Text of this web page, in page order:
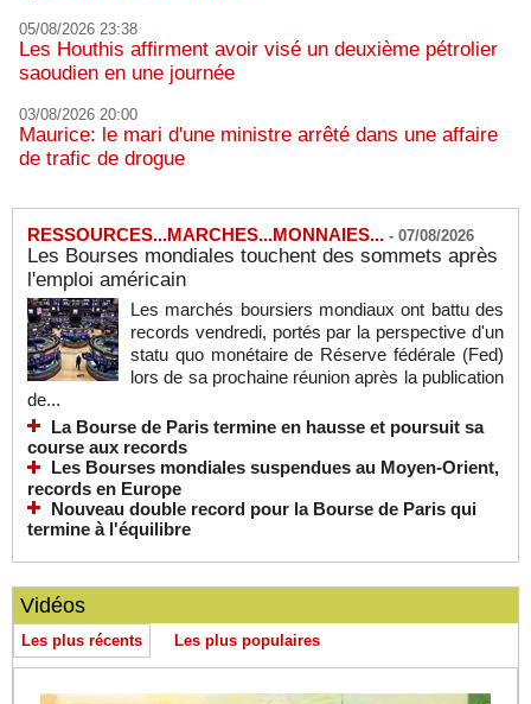
05/08/2026 23:38
Les Houthis affirment avoir visé un deuxième pétrolier
saoudien en une journée
03/08/2026 20:00
Maurice: le mari d'une ministre arrêté dans une affaire
de trafic de drogue
RESSOURCES...MARCHES...MONNAIES... - 07/08/2026
Les Bourses mondiales touchent des sommets après
l'emploi américain
Les marchés boursiers mondiaux ont battu des
records vendredi, portés par la perspective d'un
statu quo monétaire de Réserve fédérale (Fed)
lors de sa prochaine réunion après la publication
de...
La Bourse de Paris termine en hausse et poursuit sa
course aux records
Les Bourses mondiales suspendues au Moyen-Orient,
records en Europe
Nouveau double record pour la Bourse de Paris qui
termine à l'équilibre
Vidéos
Les plus récents Les plus populaires